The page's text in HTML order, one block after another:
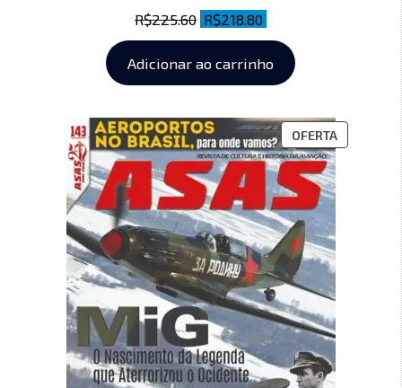
R$225.60 R$218.80
Adicionar ao carrinho
OFERTA